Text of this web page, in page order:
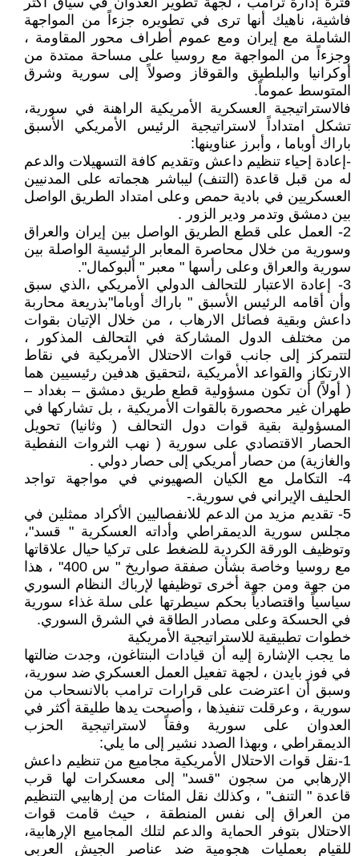
فاشية، ناهيك أنها ترى في تطويره جزءاً من المواجهة
الشاملة مع إيران ومع عموم أطراف محور المقاومة ،
وجزءاً من المواجهة مع روسيا على مساحة ممتدة من
أوكرانيا والبلطيق والقوقاز وصولاً إلى سورية وشرق
المتوسط عموماً.
فالاستراتيجية العسكرية الأمريكية الراهنة في سورية،
تشكل امتداداً لاستراتيجية الرئيس الأمريكي الأسبق
باراك أوباما ، وأبرز عناوينها:
-إعادة إحياء تنظيم داعش وتقديم كافة التسهيلات والدعم
له من قبل قاعدة (التنف) ليباشر هجماته على المدنيين
العسكريين في بادية حمص وعلى امتداد الطريق الواصل
بين دمشق وتدمر ودير الزور .
2- العمل على قطع الطريق الواصل بين إيران والعراق
وسورية من خلال محاصرة المعابر الرئيسية الواصلة بين
سورية والعراق وعلى رأسها " معبر " ألبوكمال".
3- إعادة الاعتبار للتحالف الدولي الأمريكي ،الذي سبق
وأن أقامه الرئيس الأسبق " باراك أوباما"بذريعة محاربة
داعش وبقية فصائل الارهاب ، من خلال الإتيان بقوات
من مختلف الدول المشاركة في التحالف المذكور ،
لتتمركز إلى جانب قوات الاحتلال الأمريكية في نقاط
الارتكاز والقواعد الأمريكية ،لتحقيق هدفين رئيسيين هما
( أولاً) أن تكون مسؤولية قطع طريق دمشق – بغداد –
طهران غير محصورة بالقوات الأمريكية ، بل تشاركها في
المسؤولية بقية قوات دول التحالف ( وثانيا) تحويل
الحصار الاقتصادي على سورية ( نهب الثروات النفطية
والغازية) من حصار أمريكي إلى حصار دولي .
4- التكامل مع الكيان الصهيوني في مواجهة تواجد
الحليف الإيراني في سورية.-
5- تقديم مزيد من الدعم للانفصاليين الأكراد ممثلين في
مجلس سورية الديمقراطي وأداته العسكرية " قسد"،
وتوظيف الورقة الكردية للضغط على تركيا حيال علاقاتها
مع روسيا وخاصة بشأن صفقة صواريخ " س 400" ، هذا
من جهة ومن جهة أخرى توظيفها لإرباك النظام السوري
سياسياً واقتصادياً بحكم سيطرتها على سلة غذاء سورية
في الحسكة وعلى مصادر الطاقة في الشرق السوري.
خطوات تطبيقية للاستراتيجية الأمريكية
ما يجب الإشارة إليه أن قيادات البنتاغون، وجدت ضالتها
في فوز بايدن ، لجهة تفعيل العمل العسكري ضد سورية،
وسبق أن اعترضت على قرارات ترامب بالانسحاب من
سورية ، وعرقلت تنفيذها ، وأصبحت يدها طليقة أكثر في
العدوان على سورية وفقاً لاستراتيجية الحزب
الديمقراطي ، وبهذا الصدد نشير إلى ما يلي:
1-نقل قوات الاحتلال الأمريكية مجاميع من تنظيم داعش
الإرهابي من سجون "قسد" إلى معسكرات لها قرب
قاعدة " التنف" ، وكذلك نقل المئات من إرهابيي التنظيم
من العراق إلى نفس المنطقة ، حيث قامت قوات
الاحتلال بتوفر الحماية والدعم لتلك المجاميع الإرهابية،
للقيام بعمليات هجومية ضد عناصر الجيش العربي